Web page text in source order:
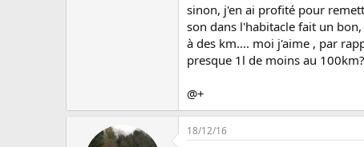
sinon, j'en ai profité pour
son dans l'habitacle fait un
à des km.... moi j'aime , par
presque 1l de moins au
@+
18/12/16